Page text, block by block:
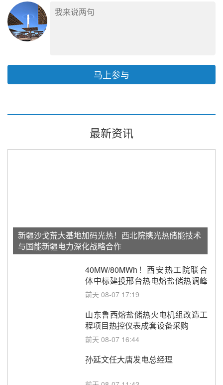
马上参与
最新资讯
新疆沙戈荒大基地加码光热！西北院携光热储能技术
与国能新疆电力深化战略合作
40MW/80MWh！西安热工院联合
体中标建投邢台热电熔盐储热调峰
调频改造EPC项目
前天 08-07 17:19
山东鲁西熔盐储热火电机组改造工
程项目热控仪表成套设备采购
前天 08-07 16:44
孙延文任大唐发电总经理